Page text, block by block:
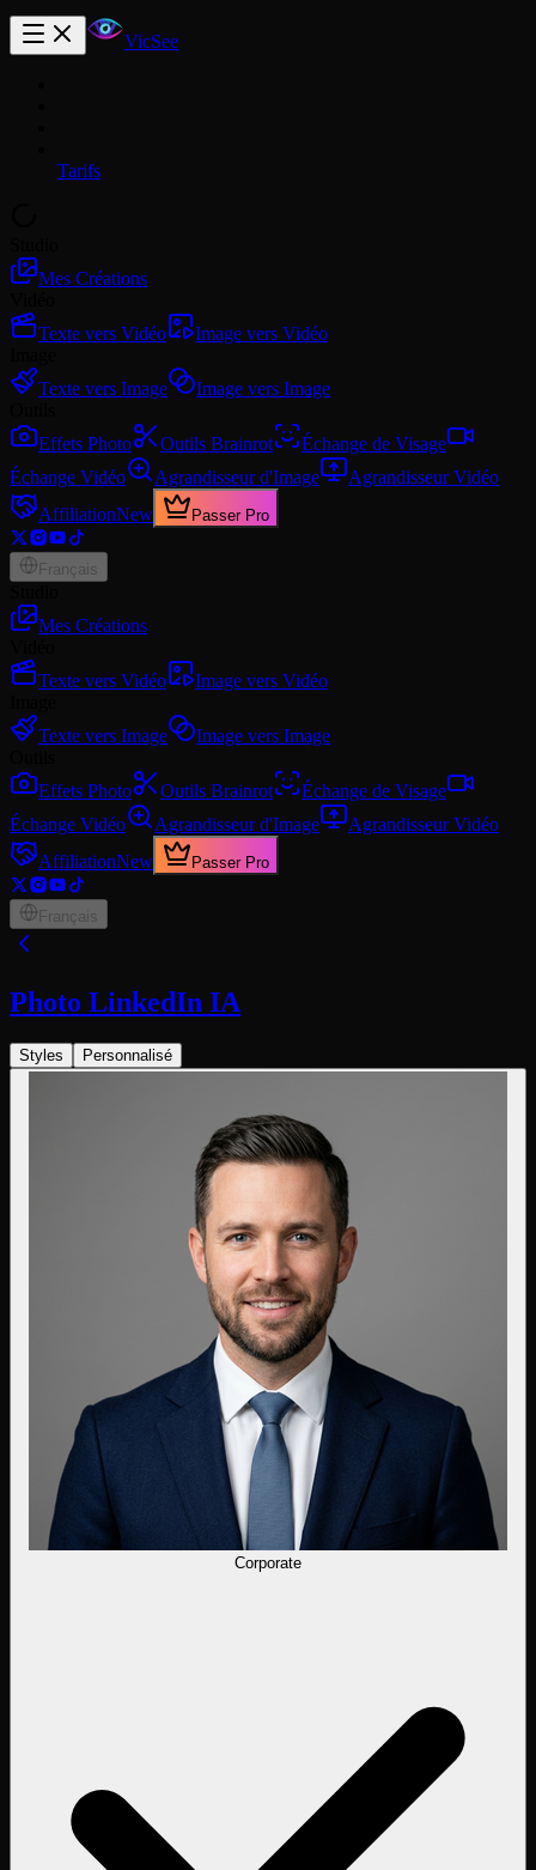
VicSee
Tarifs
Mes Créations
Texte vers Vidéo
Image vers Vidéo
Texte vers Image
Image vers Image
Effets Photo
Outils Brainrot
Échange de Visage
Échange Vidéo
Agrandisseur d'Image
Agrandisseur Vidéo
AffiliationNew Passer Pro
Français
Mes Créations
Texte vers Vidéo
Image vers Vidéo
Texte vers Image
Image vers Image
Effets Photo
Outils Brainrot
Échange de Visage
Échange Vidéo
Agrandisseur d'Image
Agrandisseur Vidéo
AffiliationNew Passer Pro
Français
Photo LinkedIn IA
Styles Personnalisé
Corporate